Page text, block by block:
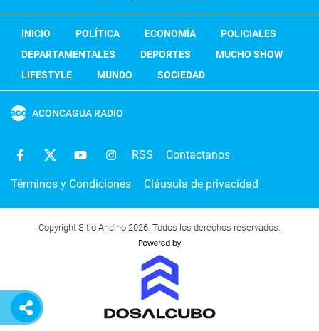
INICIO POLÍTICA ECONOMÍA
POLICIALES
DEPARTAMENTALES
DEPORTES
MUCHO SHOW
LIFESTYLE
MUNDO SOCIEDAD
ACONCAGUA RADIO
RSS Contactanos
Términos y Condiciones Cláusula de privacidad
Copyright Sitio Andino 2026. Todos los derechos reservados.